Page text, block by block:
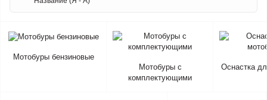
Мотобуры бензиновые
Мотобуры с
комплектующими
Оснастка